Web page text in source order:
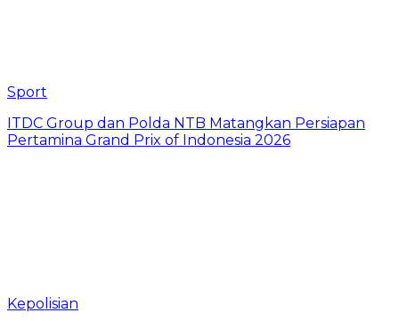
Sport
ITDC Group dan Polda NTB Matangkan Persiapan
Pertamina Grand Prix of Indonesia 2026
Kepolisian